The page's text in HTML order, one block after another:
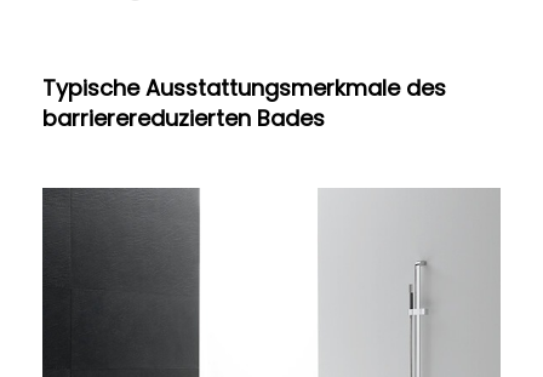
Typische Ausstattungsmerkmale des
barrierereduzierten Bades